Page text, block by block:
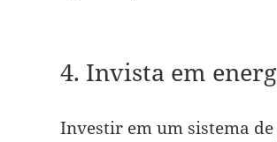
4. Invista em
Investir em um sistema de